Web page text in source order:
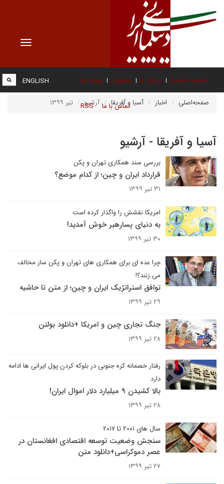
Toggle
صفحه نخست درباره ما عضویت پیوند ها
تماس با ما RSS
ENGLISH
صفحه‌اصلی اخبار آسیا و آفریقا آرشیو تیر ۱۳۹۹
آسیا و آفریقا - آرشیو
بررسی سند همکاری تهران و پکن
قرارداد ایران و چین؛ از کدام موضع؟
۳۱ تیر ۱۳۹۹
امریکا نقشش را واگذار کرده است
به دنیای پسارهبر خوش آمدید!
۳۰ تیر ۱۳۹۹
چرا عده ای برای همکاری های تهران و پکن ساز مخالف
می زنند؟!
توافق استراتژیک ایران و چین؛ از متن تا حاشیه
۲۹ تیر ۱۳۹۹
جنگ تجاری چین و امریکا +دانلود بولتن
۲۸ تیر ۱۳۹۹
رفتار خصمانه کره جنوبی در بلوکه کردن پول ایرانی ها ادامه
دارد
بالا کشیدن ۹ میلیارد دلار اموال ایران!
۲۸ تیر ۱۳۹۹
سال های ۲۰۰۱ تا ۲۰۱۷
سنجش وضعیت توسعه اقتصادی افغانستان در
عصر دموکراسی+دانلود متن
۲۷ تیر ۱۳۹۹